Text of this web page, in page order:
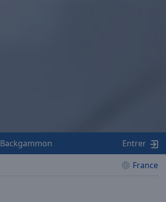
France
Backgammon Entrer